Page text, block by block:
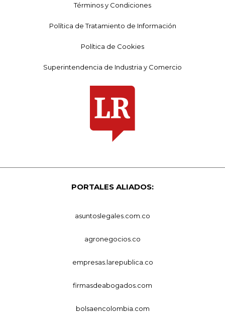
Términos y Condiciones
Política de Tratamiento de Información
Política de Cookies
Superintendencia de Industria y Comercio
PORTALES ALIADOS:
asuntoslegales.com.co
agronegocios.co
empresas.larepublica.co
firmasdeabogados.com
bolsaencolombia.com